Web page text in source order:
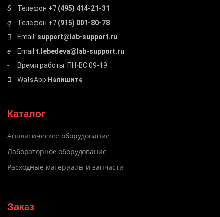
Телефон +7 (495) 414-21-31
Телефон +7 (915) 001-80-78
Email: support@lab-support.ru
Email t.lebedeva@lab-support.ru
Время работы: ПН-ВС 09-19
WatsApp Напишите
Каталог
Аналитическое оборудование
Лабораторное оборудование
Расходные материалы и запчасти
Заказ